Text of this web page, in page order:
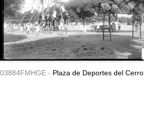
03884FMHGE - Plaza de Deportes del Cerro.